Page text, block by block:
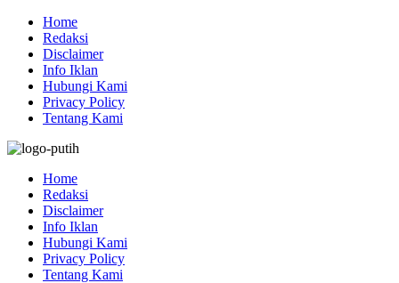
Home
Redaksi
Disclaimer
Info Iklan
Hubungi Kami
Privacy Policy
Tentang Kami
Home
Redaksi
Disclaimer
Info Iklan
Hubungi Kami
Privacy Policy
Tentang Kami